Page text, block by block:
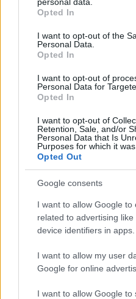
grant or deny consent to
use your data for below
consent section.
Opted In
I want to opt-out of the
Personal Data.
Opted In
I want to opt-out of
Personal Data for
Opted In
I want to opt-out of
Retention, Sale, and/or
Personal Data that Is
Purposes for which it was
Opted Out
Google consents
I want to allow Google to
related to advertising
device identifiers in apps.
I want to allow my user
Google for online
I want to allow Google to
Zene Rolling Stones
Könnyűzene